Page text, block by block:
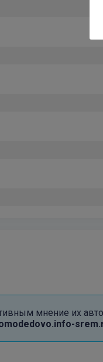
мнение их